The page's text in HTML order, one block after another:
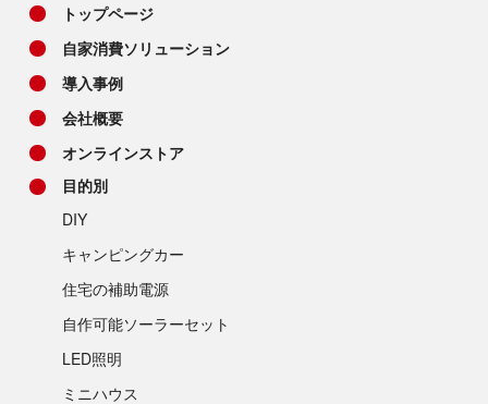
トップページ
自家消費ソリューション
導入事例
会社概要
オンラインストア
目的別
DIY
キャンピングカー
住宅の補助電源
自作可能ソーラーセット
LED照明
ミニハウス